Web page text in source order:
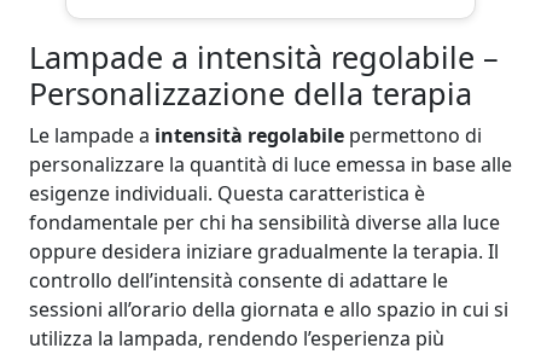
Lampade a intensità regolabile –
Personalizzazione della terapia
Le lampade a intensità regolabile permettono di
personalizzare la quantità di luce emessa in base alle
esigenze individuali. Questa caratteristica è
fondamentale per chi ha sensibilità diverse alla luce
oppure desidera iniziare gradualmente la terapia. Il
controllo dell’intensità consente di adattare le
sessioni all’orario della giornata e allo spazio in cui si
utilizza la lampada, rendendo l’esperienza più